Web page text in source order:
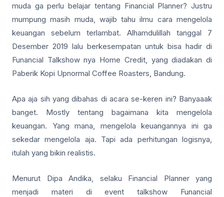
muda ga perlu belajar tentang Financial Planner? Justru
mumpung masih muda, wajib tahu ilmu cara mengelola
keuangan sebelum terlambat. Alhamdulillah tanggal 7
Desember 2019 lalu berkesempatan untuk bisa hadir di
Funancial Talkshow nya Home Credit, yang diadakan di
Paberik Kopi Upnormal Coffee Roasters, Bandung.
Apa aja sih yang dibahas di acara se-keren ini? Banyaaak
banget. Mostly tentang bagaimana kita mengelola
keuangan. Yang mana, mengelola keuangannya ini ga
sekedar mengelola aja. Tapi ada perhitungan logisnya,
itulah yang bikin realistis.
Menurut Dipa Andika, selaku Financial Planner yang
menjadi materi di event talkshow Funancial